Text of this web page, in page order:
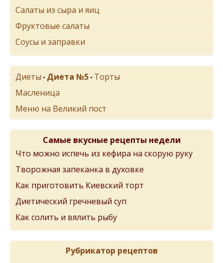
Салаты из сыра и яиц
Фруктовые салаты
Соусы и заправки
Диеты • Диета №5 • Торты
Масленица
Меню на Великий пост
Самые вкусные рецепты недели
Что можно испечь из кефира на скорую руку
Творожная запеканка в духовке
Как приготовить Киевский торт
Диетический гречневый суп
Как солить и вялить рыбу
Рубрикатор рецептов